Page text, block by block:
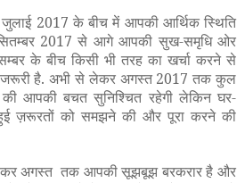
2017 के बीच में आपकी आर्थिक स्थिति
सितम्बर 2017 से आगे आपकी सुख-समृधि ओर
के बीच किसी भी तरह का खर्चा करने से
जरूरी है. अभी से लेकर अगस्त 2017 तक कुल
आपकी बचत सुनिश्चित रहेगी लेकिन घर-
हुई ज़रूरतों को समझने की और पूरा करने की
अगस्त तक आपकी सूझबूझ बरकरार है और